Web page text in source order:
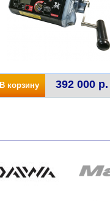
В корзину 392 000 р.